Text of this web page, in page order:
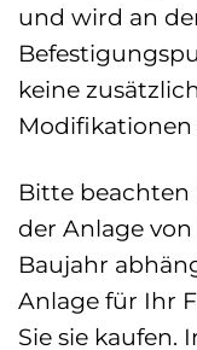
und wird an
keine
Bitte beachten
der Anlage
Baujahr
Anlage für Ihr
Sie sie kaufen.